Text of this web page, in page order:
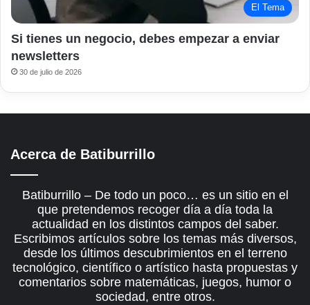
El Tema
Si tienes un negocio, debes empezar a enviar
newsletters
30 de julio de 2026
Acerca de Batiburrillo
Batiburrillo – De todo un poco… es un sitio en el
que pretendemos recoger día a día toda la
actualidad en los distintos campos del saber.
Escribimos artículos sobre los temas más diversos,
desde los últimos descubrimientos en el terreno
tecnológico, científico o artístico hasta propuestas y
comentarios sobre matemáticas, juegos, humor o
sociedad, entre otros.